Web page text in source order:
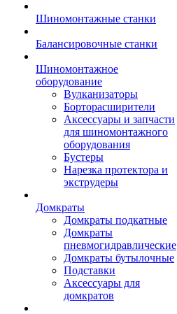
Шиномонтажные станки
Балансировочные станки
Шиномонтажное
оборудование
Вулканизаторы
Борторасширители
Аксессуары и запчасти
для шиномонтажного
оборудования
Бустеры
Нарезка протектора и
экструдеры
Домкраты
Домкраты подкатные
Домкраты
пневмогидравлические
Домкраты бутылочные
Подставки
Аксессуары для
домкратов